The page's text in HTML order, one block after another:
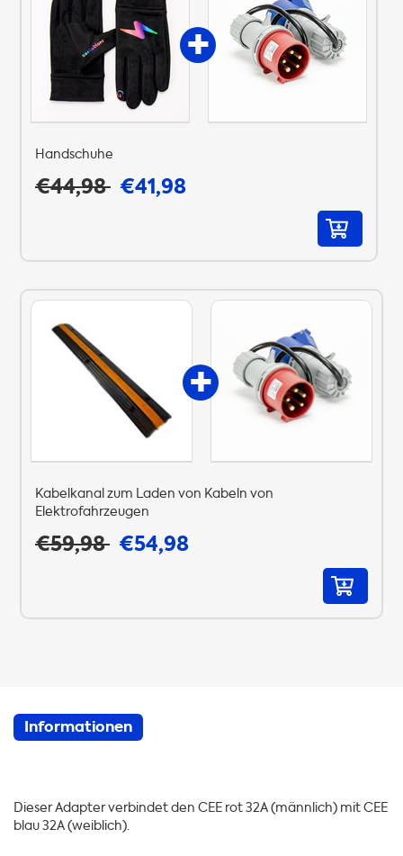
Handschuhe
€44,98 €41,98
Kabelkanal zum Laden von Kabeln von
Elektrofahrzeugen
€59,98 €54,98
Informationen
Dieser Adapter verbindet den CEE rot 32A (männlich) mit CEE
blau 32A (weiblich).